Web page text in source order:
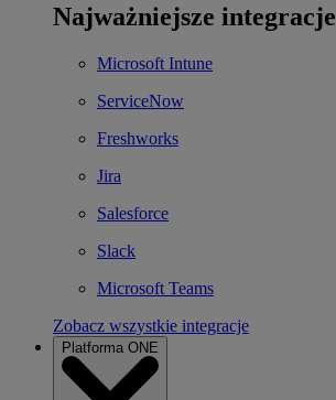
Najważniejsze integracje
Microsoft Intune
ServiceNow
Freshworks
Jira
Salesforce
Slack
Microsoft Teams
Zobacz wszystkie integracje
Platforma ONE